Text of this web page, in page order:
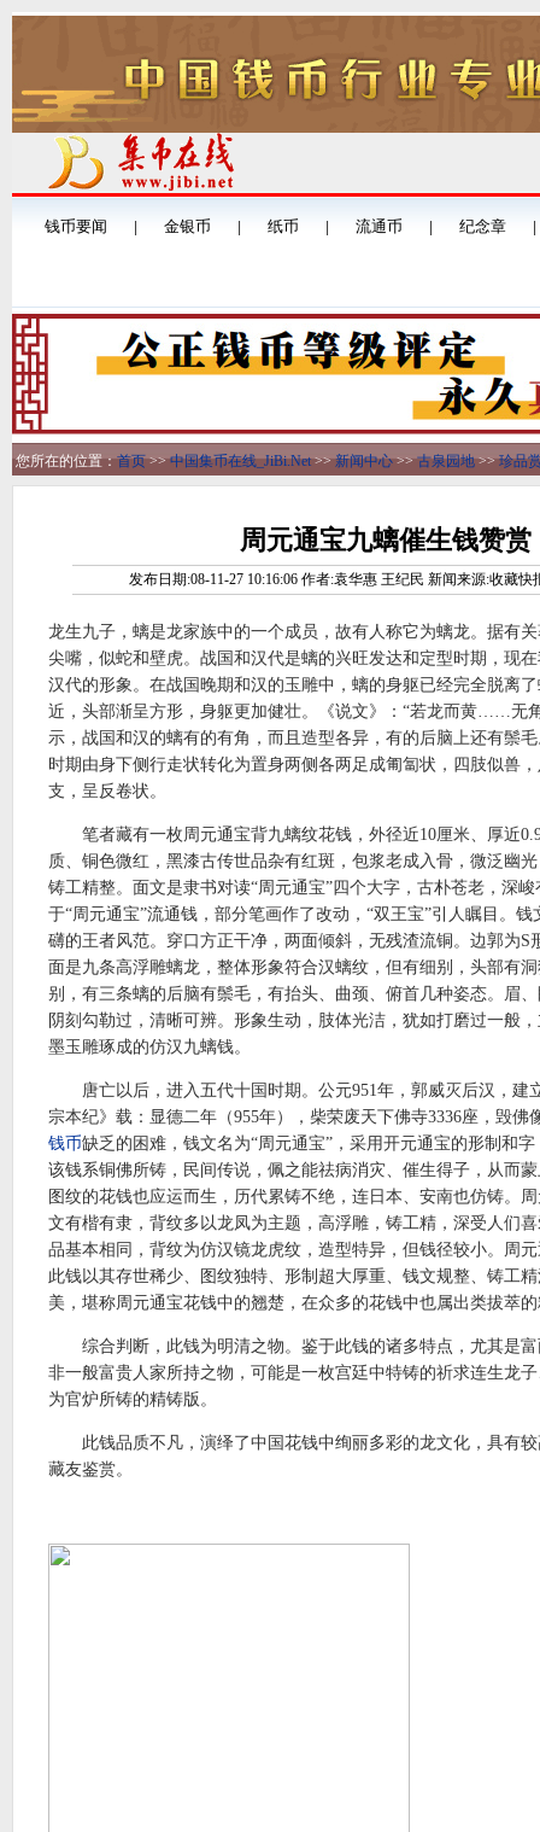
您所在的位置：首页>>中国集币在线_JiBi.Net>>新闻中心>>古泉园地>>珍品
周元通宝九螭催生钱赞赏
发布日期:08-11-27 10:16:06 作者:袁华惠 王纪民 新闻来源:收藏快
龙生九子，螭是龙家族中的一个成员，故有人称它为螭龙。据有
尖嘴，似蛇和壁虎。战国和汉代是螭的兴旺发达和定型时期，现
汉代的形象。在战国晚期和汉的玉雕中，螭的身躯已经完全脱离
近，头部渐呈方形，身躯更加健壮。《说文》：“若龙而黄……无
示，战国和汉的螭有的有角，而且造型各异，有的后脑上还有鬃
时期由身下侧行走状转化为置身两侧各两足成匍匐状，四肢似兽
支，呈反卷状。
笔者藏有一枚周元通宝背九螭纹花钱，外径近10厘米、厚近
质、铜色微红，黑漆古传世品杂有红斑，包浆老成入骨，微泛幽
铸工精整。面文是隶书对读“周元通宝”四个大字，古朴苍老，深
于“周元通宝”流通钱，部分笔画作了改动，“双王宝”引人瞩目。
礴的王者风范。穿口方正干净，两面倾斜，无残渣流铜。边郭为S
面是九条高浮雕螭龙，整体形象符合汉螭纹，但有细别，头部有
别，有三条螭的后脑有鬃毛，有抬头、曲颈、俯首几种姿态。眉
阴刻勾勒过，清晰可辨。形象生动，肢体光洁，犹如打磨过一般
墨玉雕琢成的仿汉九螭钱。
唐亡以后，进入五代十国时期。公元951年，郭威灭后汉，建
宗本纪》载：显德二年（955年），柴荣废天下佛寺3336座，毁佛
钱币缺乏的困难，钱文名为“周元通宝”，采用开元通宝的形制和字
该钱系铜佛所铸，民间传说，佩之能祛病消灾、催生得子，从而
图纹的花钱也应运而生，历代累铸不绝，连日本、安南也仿铸。
文有楷有隶，背纹多以龙凤为主题，高浮雕，铸工精，深受人们
品基本相同，背纹为仿汉镜龙虎纹，造型特异，但钱径较小。周
此钱以其存世稀少、图纹独特、形制超大厚重、钱文规整、铸工
美，堪称周元通宝花钱中的翘楚，在众多的花钱中也属出类拔萃
综合判断，此钱为明清之物。鉴于此钱的诸多特点，尤其是富
非一般富贵人家所持之物，可能是一枚宫廷中特铸的祈求连生龙
为官炉所铸的精铸版。
此钱品质不凡，演绎了中国花钱中绚丽多彩的龙文化，具有较
藏友鉴赏。